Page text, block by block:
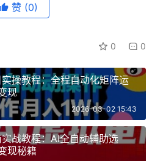
赞 (0)
0 0
操教程：全程自动化矩阵运
现
2026-03-02 15:43
战教程：AI全自动辅助选
现秘籍